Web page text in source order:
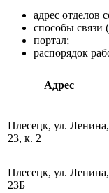
адрес отделов
способы связи
портал;
распорядок
Адрес
Плесецк, ул. Ленина,
23, к. 2
Плесецк, ул. Ленина,
23Б